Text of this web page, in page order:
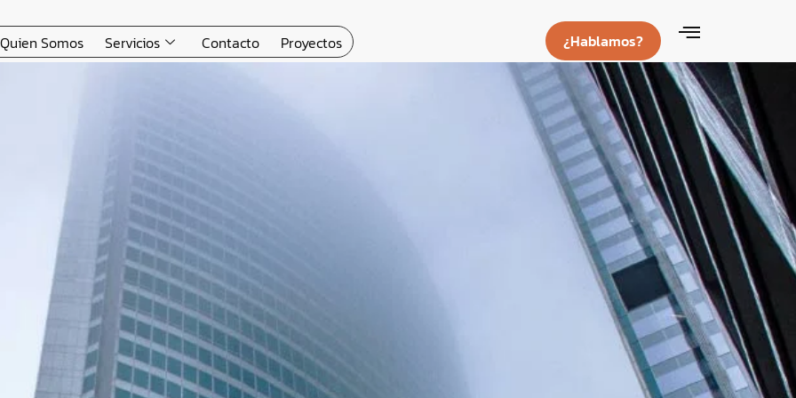
Quien Somos Servicios Contacto Proyectos ¿Hablamos?